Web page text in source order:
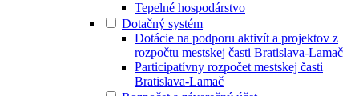
Tepelné hospodárstvo
Dotačný systém
Dotácie na podporu aktivít a projektov z
rozpočtu mestskej časti Bratislava-Lamač
Participatívny rozpočet mestskej časti
Bratislava-Lamač